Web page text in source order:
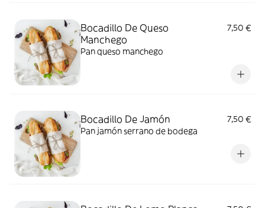
Bocadillo De Queso
Manchego
7,50 €
Pan queso manchego
Bocadillo De Jamón
7,50 €
Pan jamón serrano de bodega